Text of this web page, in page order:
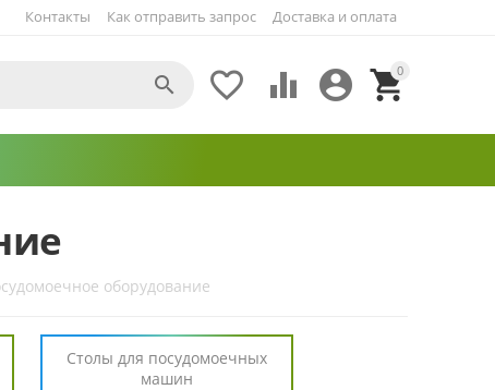
Как отправить запрос Доставка и оплата
Контакты
0


 

оборудование
Столы для посудомоечных
машин